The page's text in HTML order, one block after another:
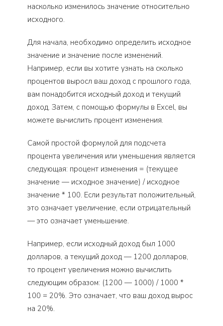
насколько изменилось значение относительно
исходного.
Для начала, необходимо определить исходное
значение и значение после изменений.
Например, если вы хотите узнать на сколько
процентов выросл ваш доход с прошлого года,
вам понадобится исходный доход и текущий
доход. Затем, с помощью формулы в Excel, вы
можете вычислить процент изменения.
Самой простой формулой для подсчета
процента увеличения или уменьшения является
следующая: процент изменения = (текущее
значение — исходное значение) / исходное
значение * 100. Если результат положительный,
это означает увеличение, если отрицательный
— это означает уменьшение.
Например, если исходный доход был 1000
долларов, а текущий доход — 1200 долларов,
то процент увеличения можно вычислить
следующим образом: (1200 — 1000) / 1000 *
100 = 20%. Это означает, что ваш доход вырос
на 20%.